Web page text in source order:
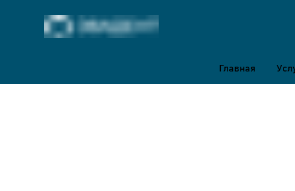
Главная